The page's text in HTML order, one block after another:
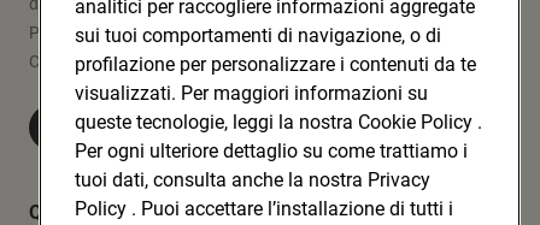
PARTITA IVA 03320960374
CONAD SOC. COOP.
Visita Conad.it
Quicklinks
analitici per raccogliere informazioni aggregate
sui tuoi comportamenti di navigazione, o di
profilazione per personalizzare i contenuti da te
visualizzati. Per maggiori informazioni su
queste tecnologie, leggi la nostra Cookie Policy .
Per ogni ulteriore dettaglio su come trattiamo i
tuoi dati, consulta anche la nostra Privacy
Policy . Puoi accettare l’installazione di tutti i